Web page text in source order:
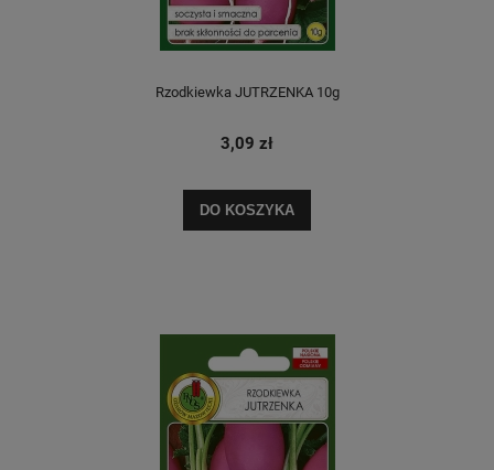
Rzodkiewka JUTRZENKA 10g
3,09 zł
DO KOSZYKA